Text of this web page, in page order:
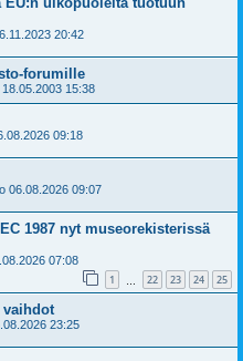
20:42
forumille
18.05.2003 15:38
09:18
06.08.2026 09:07
1987 nyt museorekisterissä
07:08
1 22 23 24 25
23:25